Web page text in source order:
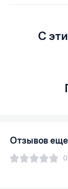
С
Отзывов